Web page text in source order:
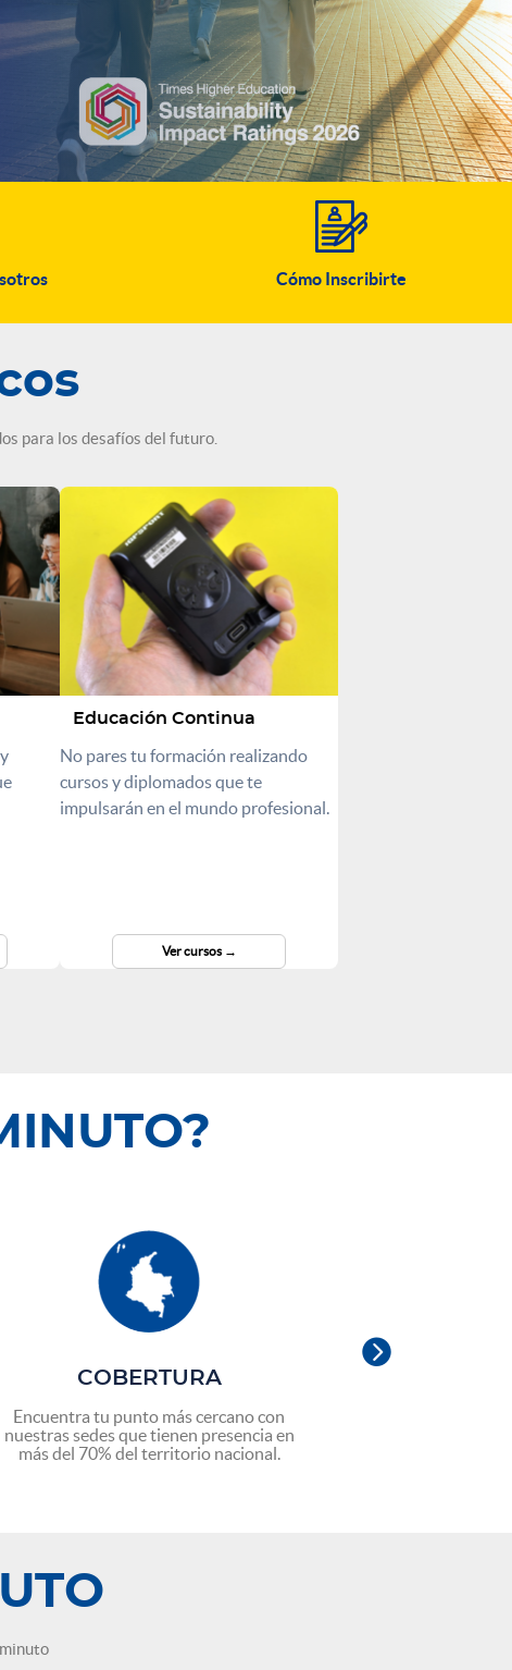
RESERVA TU CUPO
Cómo Inscribirte
para los desafíos del futuro.
Educación Continua
No pares tu formación realizando
cursos y diplomados que te
impulsarán en el mundo profesional.
Ver cursos
COBERTURA
Encuentra tu punto más cercano con
nuestras sedes que tienen presencia en
más del 70% del territorio nacional.
